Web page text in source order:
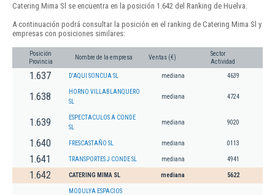
Catering Mima Sl se encuentra en la posición 1.642 del Ranking de Huelva.
A continuación podrá consultar la posición en el ranking de Catering Mima Sl y
empresas con posiciones similares:
Posición
Provincia
Nombre de la empresa Ventas (€)
Sector
Actividad
1.637 D'AQUI SONCUA SL mediana 4639
1.638
HORNO VILLABLANQUERO
SL
mediana 4724
1.639
ESPECTACULOS A CONDE
SL
mediana 9020
1.640 FRESCASTAÑO SL mediana 0113
1.641 TRANSPORTES J CONDE SL mediana 4941
1.642 CATERING MIMA SL mediana 5622
MODULYA ESPACIOS